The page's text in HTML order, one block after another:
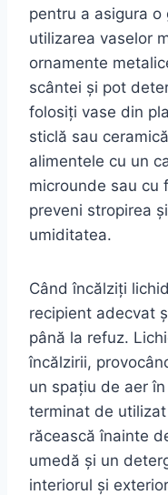
pentru a asigura
utilizarea vaselor
ornamente
scântei și pot
folosiți vase din
sticlă sau
alimentele cu un
microunde sau cu
preveni stropirea
umiditatea.
Când încălziți
recipient adecvat
până la refuz.
încălzirii,
un spațiu de aer
terminat de
răcească înainte
umedă și un
interiorul și